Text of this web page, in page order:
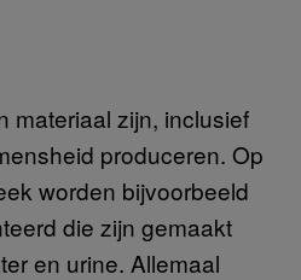
materiaal zijn, inclusief
produceren. Op
worden bijvoorbeeld
die zijn gemaakt
en urine. Allemaal